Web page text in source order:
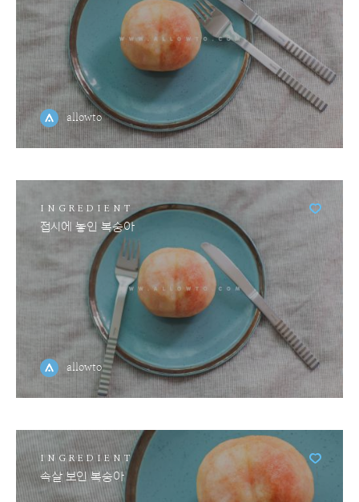
allowto
INGREDIENT
접시에 놓인 복숭아
allowto
INGREDIENT
속살 보인 복숭아